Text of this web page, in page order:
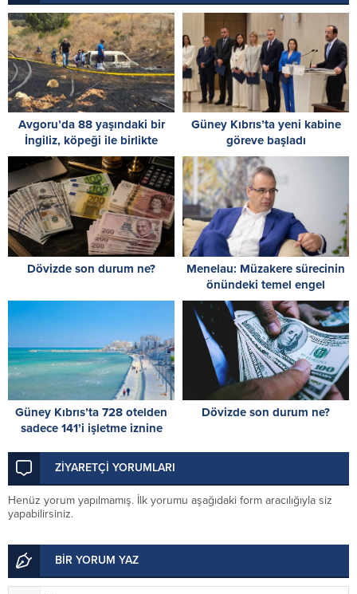
Avgoru’da 88 yaşındaki bir
İngiliz, köpeği ile birlikte
yanarak can verdi
Güney Kıbrıs’ta yeni kabine
göreve başladı
Dövizde son durum ne?
Menelau: Müzakere sürecinin
önündeki temel engel
Türkiye’nin iki devletli çözüm
tezi
Güney Kıbrıs’ta 728 otelden
sadece 141’i işletme iznine
Dövizde son durum ne?
ZİYARETÇİ YORUMLARI
Henüz yorum yapılmamış. İlk yorumu aşağıdaki form aracılığıyla siz
yapabilirsiniz.
BİR YORUM YAZ